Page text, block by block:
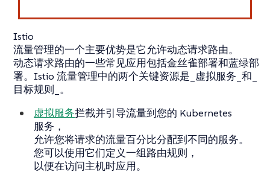
Istio
流量管理的一个主要优势是它允许动态请求路由。
动态请求路由的一些常见应用包括金丝雀部署和蓝绿部
署。Istio 流量管理中的两个关键资源是_虚拟服务_和_
目标规则_。
虚拟服务拦截并引导流量到您的 Kubernetes
服务，
允许您将请求的流量百分比分配到不同的服务。
您可以使用它们定义一组路由规则，
以便在访问主机时应用。